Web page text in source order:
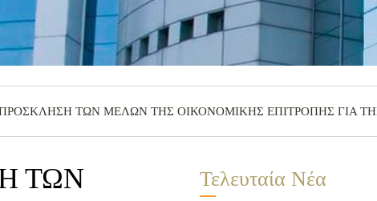
ΠΡΟΣΚΛΗΣΗ ΤΩΝ ΜΕΛΩΝ ΤΗΣ ΟΙΚΟΝΟΜΙΚΗΣ ΕΠΙΤΡΟΠΗΣ ΓΙΑ
ΤΩΝ
Τελευταία Νέα